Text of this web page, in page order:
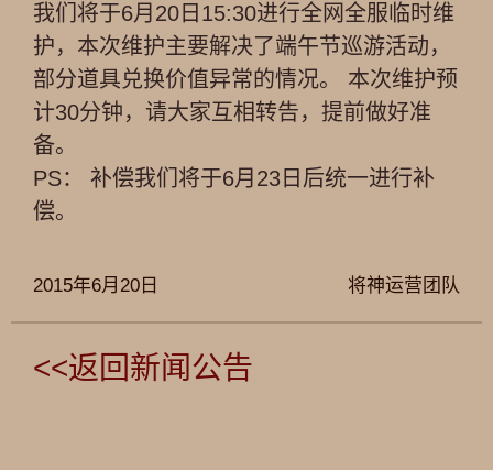
我们将于6月20日15:30进行全网全服临时维
护，本次维护主要解决了端午节巡游活动，
部分道具兑换价值异常的情况。 本次维护预
计30分钟，请大家互相转告，提前做好准
备。
PS： 补偿我们将于6月23日后统一进行补
偿。
将神运营团队
2015年6月20日
<<返回新闻公告